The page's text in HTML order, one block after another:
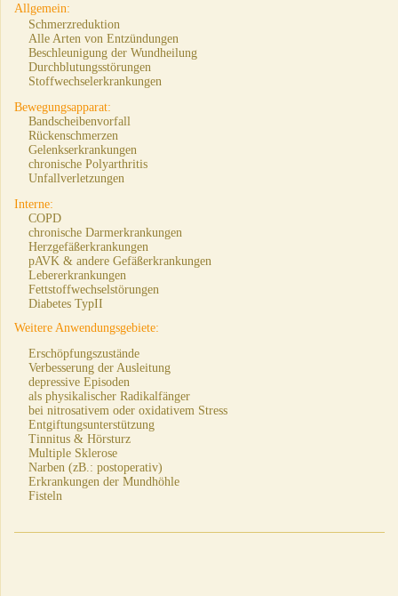
Allgemein:
Schmerzreduktion
Alle Arten von Entzündungen
Beschleunigung der Wundheilung
Durchblutungsstörungen
Stoffwechselerkrankungen
Bewegungsapparat:
Bandscheibenvorfall
Rückenschmerzen
Gelenkserkrankungen
chronische Polyarthritis
Unfallverletzungen
Interne:
COPD
chronische Darmerkrankungen
Herzgefäßerkrankungen
pAVK & andere Gefäßerkrankungen
Lebererkrankungen
Fettstoffwechselstörungen
Diabetes TypII
Weitere Anwendungsgebiete:
Erschöpfungszustände
Verbesserung der Ausleitung
depressive Episoden
als physikalischer Radikalfänger
bei nitrosativem oder oxidativem Stress
Entgiftungsunterstützung
Tinnitus & Hörsturz
Multiple Sklerose
Narben (zB.: postoperativ)
Erkrankungen der Mundhöhle
Fisteln